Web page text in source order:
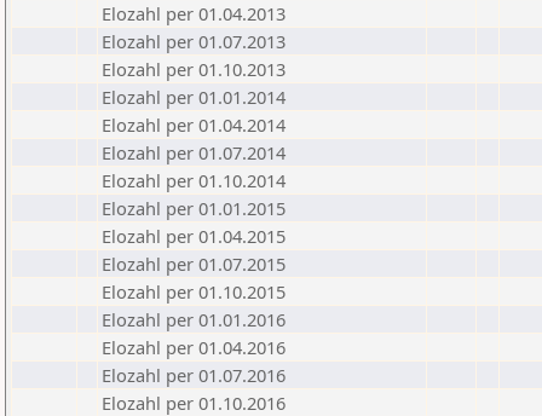
Elozahl per 01.04.2013
Elozahl per 01.07.2013
Elozahl per 01.10.2013
Elozahl per 01.01.2014
Elozahl per 01.04.2014
Elozahl per 01.07.2014
Elozahl per 01.10.2014
Elozahl per 01.01.2015
Elozahl per 01.04.2015
Elozahl per 01.07.2015
Elozahl per 01.10.2015
Elozahl per 01.01.2016
Elozahl per 01.04.2016
Elozahl per 01.07.2016
Elozahl per 01.10.2016